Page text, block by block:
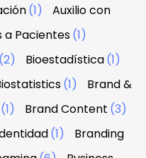
(1)
Auxilio con
a Pacientes(1)
(2) Bioestadística(1)
(1)
Brand &
(1) Brand Content (3)
(1)
Branding